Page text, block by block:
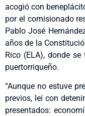
acogió con
por el comisionado
Pablo José
años de la
Rico (ELA), donde
puertorriqueño.
“Aunque no estuve
previos, leí con
presentados: